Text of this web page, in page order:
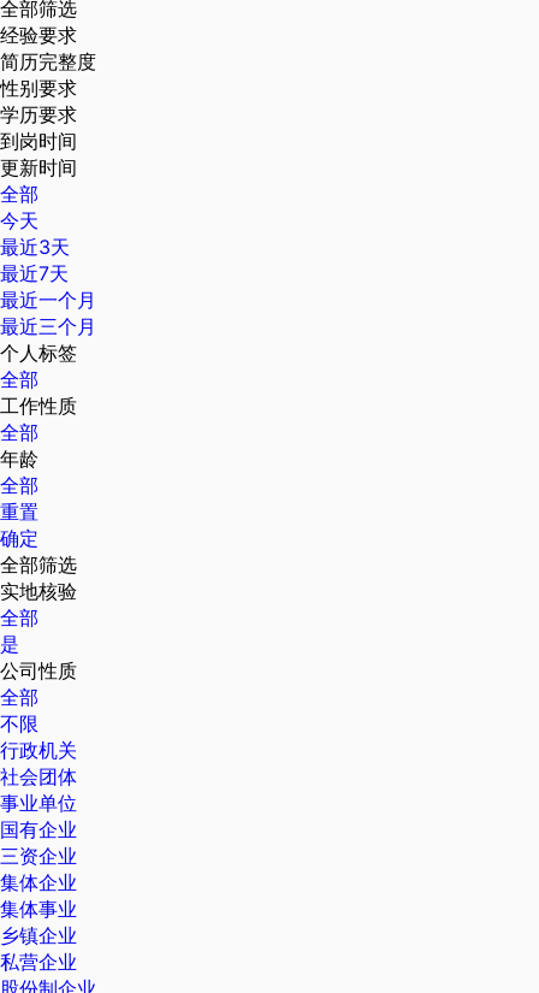
全部筛选
经验要求
简历完整度
性别要求
学历要求
到岗时间
更新时间
全部
今天
最近3天
最近7天
最近一个月
最近三个月
个人标签
全部
工作性质
全部
年龄
全部
重置
确定
全部筛选
实地核验
全部
是
公司性质
全部
不限
行政机关
社会团体
事业单位
国有企业
三资企业
集体企业
集体事业
乡镇企业
私营企业